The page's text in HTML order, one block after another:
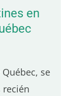
en
se
recién